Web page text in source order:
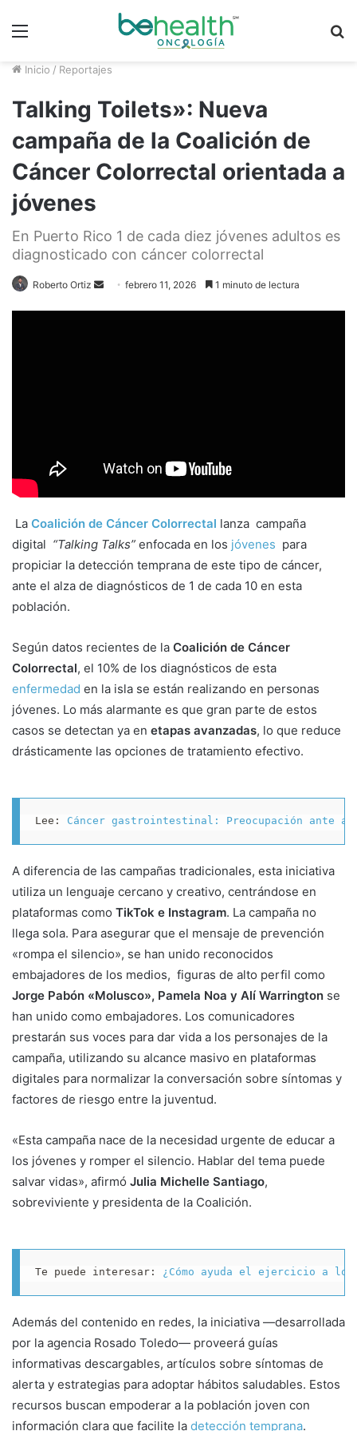
Inicio / Reportajes
Talking Toilets»: Nueva
campaña de la Coalición de
Cáncer Colorrectal orientada a
jóvenes
En Puerto Rico 1 de cada diez jóvenes adultos es
diagnosticado con cáncer colorrectal
Roberto Ortiz
l
febrero 11, 2026 1 minuto de lectura
La Coalición de Cáncer Colorrectal lanza campaña
digital “Talking Talks” enfocada en los jóvenes para
propiciar la detección temprana de este tipo de cáncer,
ante el alza de diagnósticos de 1 de cada 10 en esta
población.
Según datos recientes de la Coalición de Cáncer
Colorrectal, el 10% de los diagnósticos de esta
enfermedad en la isla se están realizando en personas
jóvenes. Lo más alarmante es que gran parte de estos
casos se detectan ya en etapas avanzadas, lo que reduce
drásticamente las opciones de tratamiento efectivo.
Lee: Cáncer gastrointestinal: Preocupación ante
A diferencia de las campañas tradicionales, esta iniciativa
utiliza un lenguaje cercano y creativo, centrándose en
plataformas como TikTok e Instagram. La campaña no
llega sola. Para asegurar que el mensaje de prevención
«rompa el silencio», se han unido reconocidos
embajadores de los medios, figuras de alto perfil como
Jorge Pabón «Molusco», Pamela Noa y Alí Warrington se
han unido como embajadores. Los comunicadores
prestarán sus voces para dar vida a los personajes de la
campaña, utilizando su alcance masivo en plataformas
digitales para normalizar la conversación sobre síntomas y
factores de riesgo entre la juventud.
«Esta campaña nace de la necesidad urgente de educar a
los jóvenes y romper el silencio. Hablar del tema puede
salvar vidas», afirmó Julia Michelle Santiago,
sobreviviente y presidenta de la Coalición.
Te puede interesar: ¿Cómo ayuda el ejercicio a
Además del contenido en redes, la iniciativa —desarrollada
por la agencia Rosado Toledo— proveerá guías
informativas descargables, artículos sobre síntomas de
alerta y estrategias para adoptar hábitos saludables. Estos
recursos buscan empoderar a la población joven con
información clara que facilite la detección temprana.